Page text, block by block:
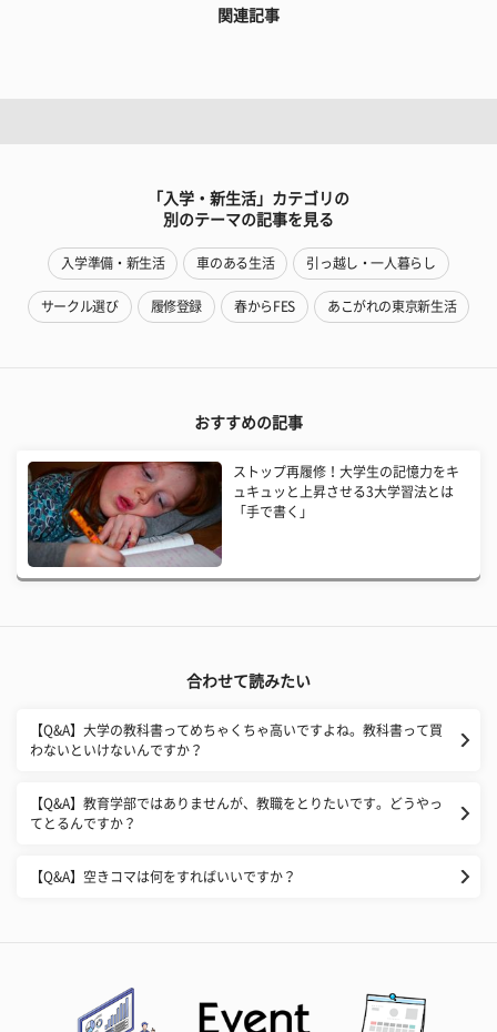
関連記事
「入学・新生活」カテゴリの
別のテーマの記事を見る
入学準備・新生活 車のある生活 引っ越し・一人暮らし
サークル選び 履修登録 春からFES あこがれの東京新生活
おすすめの記事
ストップ再履修！大学生の記憶力をキ
ュキュッと上昇させる3大学習法とは
「手で書く」
合わせて読みたい
【Q&A】大学の教科書ってめちゃくちゃ高いですよね。教科書って買
わないといけないんですか？
【Q&A】教育学部ではありませんが、教職をとりたいです。どうやっ
てとるんですか？
【Q&A】空きコマは何をすればいいですか？